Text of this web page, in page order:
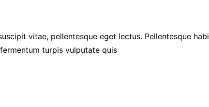
vitae, pellentesque eget lectus. Pellentesque
turpis vulputate quis